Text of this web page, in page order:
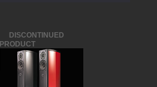
DISCONTINUED
PRODUCT